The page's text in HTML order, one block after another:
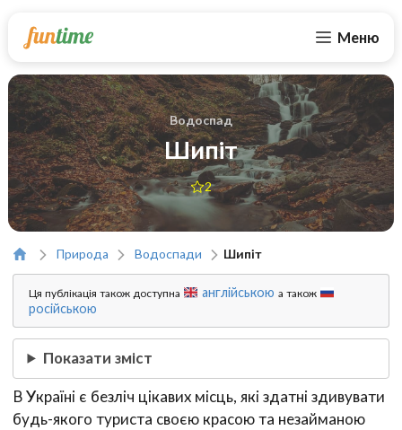
Меню
Водоспад
Шипіт
2
Природа Водоспади Шипіт
Ця публікація також доступна англійською а також
російською
Показати зміст
В Україні є безліч цікавих місць, які здатні здивувати
будь-якого туриста своєю красою та незайманою